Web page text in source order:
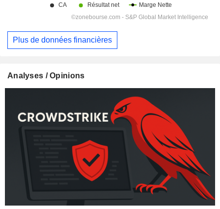
Plus de données financières
Analyses / Opinions